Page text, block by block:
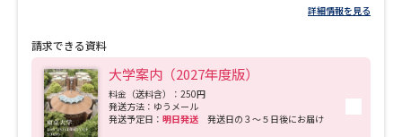
大学研究
る学生は、健全な倫理観と責任感、主体性と行動力を持っていることが期待され、
て、どの専門分野でも必要とされる基礎的な知識と学術的な方法が身につくととも
に、自分の進むべき専門分野が何であるのかを見極める力が養われるはずです。本
学のカリキュラムは、このように幅広く分厚い教養教育を基盤とし、その基盤と有
機的に結びついた各学部･学科での多様な専門教育へと展開されており、そのいずれ
もが大学院や研究所などで行われている世界最先端の研究へとつながっています。
詳細情報を見る
請求できる資料
大学案内（2027年度版）
料金（送料含）：250円
発送方法：ゆうメール
発送予定日： 明日発送 発送日の３～５日後にお届け